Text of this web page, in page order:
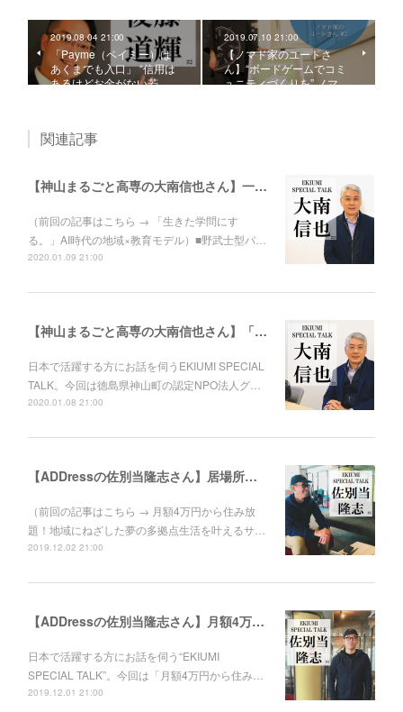
2019.08.04 21:00
「Payme（ペイミー）は
あくまでも入口」 “信用は
あるけどお金がない若…
2019.07.10 21:00
【ノマド家のユートさ
ん】“ボードゲームでコミ
ュニティづくりを” ノマ…
関連記事
【神山まるごと高専の大南信也さん】一番の原動力は、その「変化の向こう側を覗いてみたい」という好奇心
（前回の記事はこちら → 「生きた学問にす
る。」AI時代の地域×教育モデル）■野武士型パ…
2020.01.09 21:00
【神山まるごと高専の大南信也さん】「生きた学問にする。」AI時代の地域×教育モデル
日本で活躍する方にお話を伺うEKIUMI SPECIAL
TALK。今回は徳島県神山町の認定NPO法人グ…
2020.01.08 21:00
【ADDressの佐別当隆志さん】居場所のある社会をつくる。シェアリングエコノミーが救う地域と人
（前回の記事はこちら → 月額4万円から住み放
題！地域にねざした夢の多拠点生活を叶えるサ…
2019.12.02 21:00
【ADDressの佐別当隆志さん】月額4万円から住み放題！地域にねざした夢の多拠点生活を叶えるサービス
日本で活躍する方にお話を伺う“EKIUMI
SPECIAL TALK”。今回は「月額4万円から住み…
2019.12.01 21:00